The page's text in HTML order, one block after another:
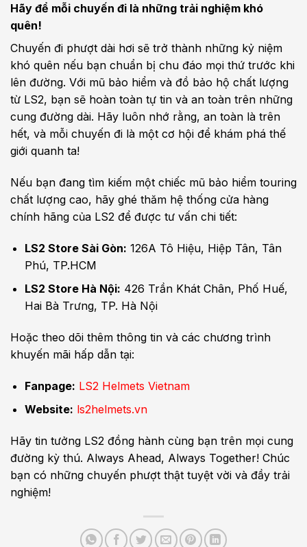
Hãy để mỗi chuyến đi là những trải nghiệm khó
quên!
Chuyến đi phượt dài hơi sẽ trở thành những kỷ niệm
khó quên nếu bạn chuẩn bị chu đáo mọi thứ trước khi
lên đường. Với mũ bảo hiểm và đồ bảo hộ chất lượng
từ LS2, bạn sẽ hoàn toàn tự tin và an toàn trên những
cung đường dài. Hãy luôn nhớ rằng, an toàn là trên
hết, và mỗi chuyến đi là một cơ hội để khám phá thế
giới quanh ta!
Nếu bạn đang tìm kiếm một chiếc mũ bảo hiểm touring
chất lượng cao, hãy ghé thăm hệ thống cửa hàng
chính hãng của LS2 để được tư vấn chi tiết:
LS2 Store Sài Gòn: 126A Tô Hiệu, Hiệp Tân, Tân
Phú, TP.HCM
LS2 Store Hà Nội: 426 Trần Khát Chân, Phố Huế,
Hai Bà Trưng, TP. Hà Nội
Hoặc theo dõi thêm thông tin và các chương trình
khuyến mãi hấp dẫn tại:
Fanpage: LS2 Helmets Vietnam
Website: ls2helmets.vn
Hãy tin tưởng LS2 đồng hành cùng bạn trên mọi cung
đường kỳ thú. Always Ahead, Always Together! Chúc
bạn có những chuyến phượt thật tuyệt vời và đầy trải
nghiệm!